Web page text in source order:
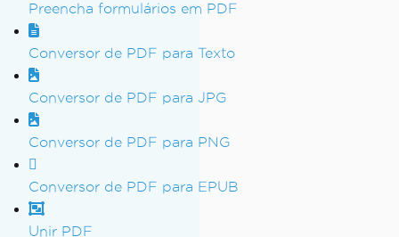
Preencha formulários em PDF
Conversor de PDF para Texto
Conversor de PDF para JPG
Conversor de PDF para PNG
Conversor de PDF para EPUB
Unir PDF